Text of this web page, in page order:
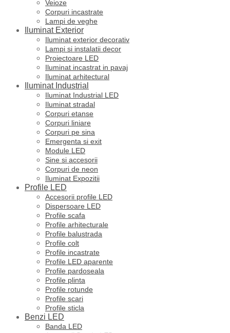
Veioze
Corpuri incastrate
Lampi de veghe
Iluminat Exterior
Iluminat exterior decorativ
Lampi si instalatii decor
Proiectoare LED
Iluminat incastrat in pavaj
Iluminat arhitectural
Iluminat Industrial
Iluminat Industrial LED
Iluminat stradal
Corpuri etanse
Corpuri liniare
Corpuri pe sina
Emergenta si exit
Module LED
Sine si accesorii
Corpuri de neon
Iluminat Expozitii
Profile LED
Accesorii profile LED
Dispersoare LED
Profile scafa
Profile arhitecturale
Profile balustrada
Profile colt
Profile incastrate
Profile LED aparente
Profile pardoseala
Profile plinta
Profile rotunde
Profile scari
Profile sticla
Benzi LED
Banda LED